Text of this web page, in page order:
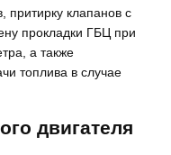
клапанов с
прокладки ГБЦ при
а также
топлива в случае
двигателя